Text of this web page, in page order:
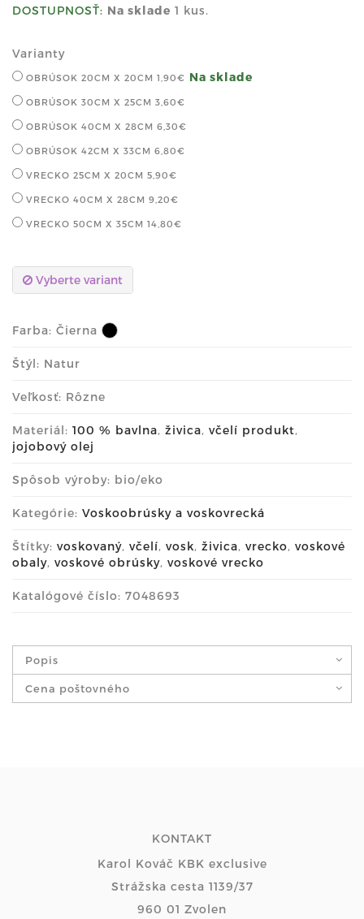
DOSTUPNOSŤ: Na sklade 1 kus.
Varianty
OBRÚSOK 20CM X 20CM 1,90€ Na sklade
OBRÚSOK 30CM X 25CM 3,60€
OBRÚSOK 40CM X 28CM 6,30€
OBRÚSOK 42CM X 33CM 6,80€
VRECKO 25CM X 20CM 5,90€
VRECKO 40CM X 28CM 9,20€
VRECKO 50CM X 35CM 14,80€
Vyberte variant
Farba: Čierna
Štýl: Natur
Veľkosť: Rôzne
Materiál: 100 % bavlna, živica, včelí produkt,
jojobový olej
Spôsob výroby: bio/eko
Kategórie: Voskoobrúsky a voskovrecká
Štítky: voskovaný, včelí, vosk, živica, vrecko, voskové
obaly, voskové obrúsky, voskové vrecko
Katalógové číslo: 7048693
Popis
Cena poštovného
KONTAKT
Karol Kováč KBK exclusive
Strážska cesta 1139/37
960 01 Zvolen